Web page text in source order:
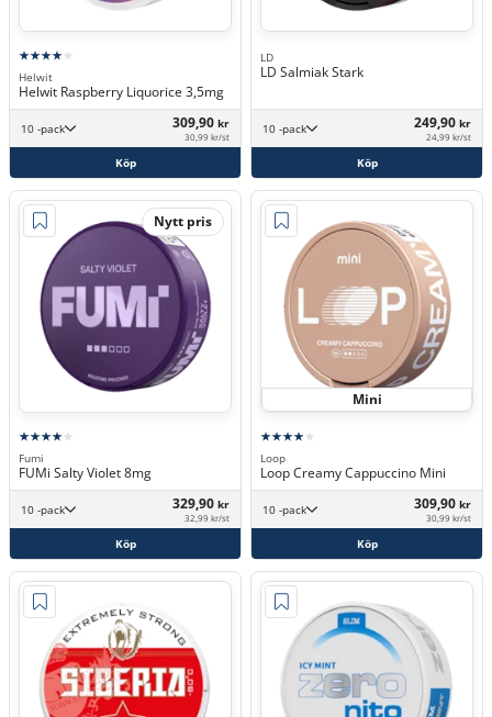
Helwit
Helwit Raspberry Liquorice 3,5mg
10 -pack 309,90 kr
30,99 kr/st
Köp
LD
LD Salmiak Stark
10 -pack 249,90 kr
24,99 kr/st
Köp
Nytt pris
Fumi
FUMi Salty Violet 8mg
10 -pack 329,90 kr
32,99 kr/st
Köp
Mini
Loop
Loop Creamy Cappuccino Mini
10 -pack 309,90 kr
30,99 kr/st
Köp